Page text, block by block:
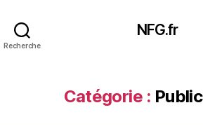
Recherche
NFG.fr
Catégorie :